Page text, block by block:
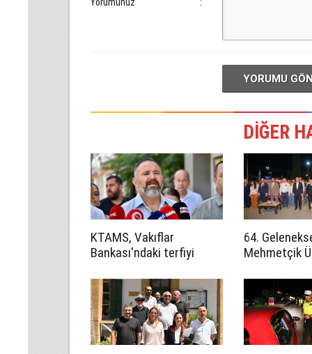
YORUMU
DİĞER
KTAMS, Vakıflar
Bankası'ndaki terfiyi
aykırı'
64.
Mehmetçik